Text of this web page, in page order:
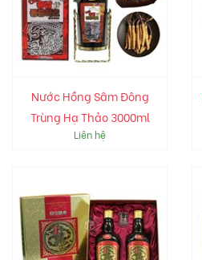
Nước Hồng Sâm Đông
Trùng Hạ Thảo 3000ml
Liên hệ